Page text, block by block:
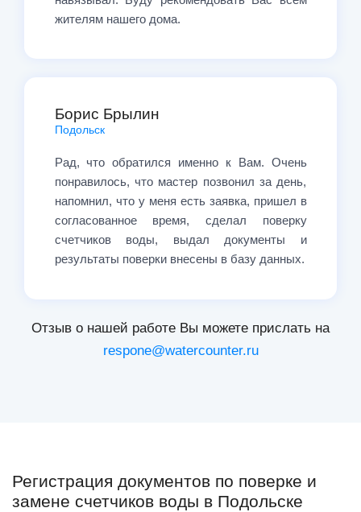
жителям нашего дома.
Борис Брылин
Подольск
Рад, что обратился именно к Вам. Очень
понравилось, что мастер позвонил за день,
напомнил, что у меня есть заявка, пришел в
согласованное время, сделал поверку
счетчиков воды, выдал документы и
результаты поверки внесены в базу данных.
Отзыв о нашей работе Вы можете прислать на
respone@watercounter.ru
Регистрация документов по поверке и
замене счетчиков воды в Подольске